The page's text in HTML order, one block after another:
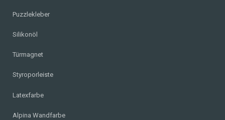
Puzzlekleber
Silikonöl
Türmagnet
Styroporleiste
Latexfarbe
Alpina Wandfarbe